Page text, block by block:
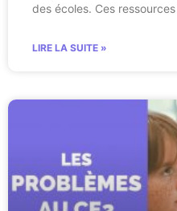
des écoles. Ces
LIRE LA SUITE »